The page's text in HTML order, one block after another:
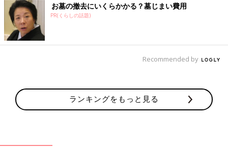
お墓の撤去にいくらかかる？墓じまい費用
PR(くらしの話題)
Recommended by
ランキングをもっと見る